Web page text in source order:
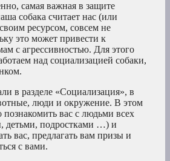
самая важная в защите
собака считает нас (или
ресурсом, совсем не
это может привести к
с агрессивностью. Для этого
над социализацией собаки,
в разделе «Социализация», в
люди и окружение. В этом
познакомить вас с людьми всех
детьми, подростками …) и
вас, предлагать вам призы и
с вами.